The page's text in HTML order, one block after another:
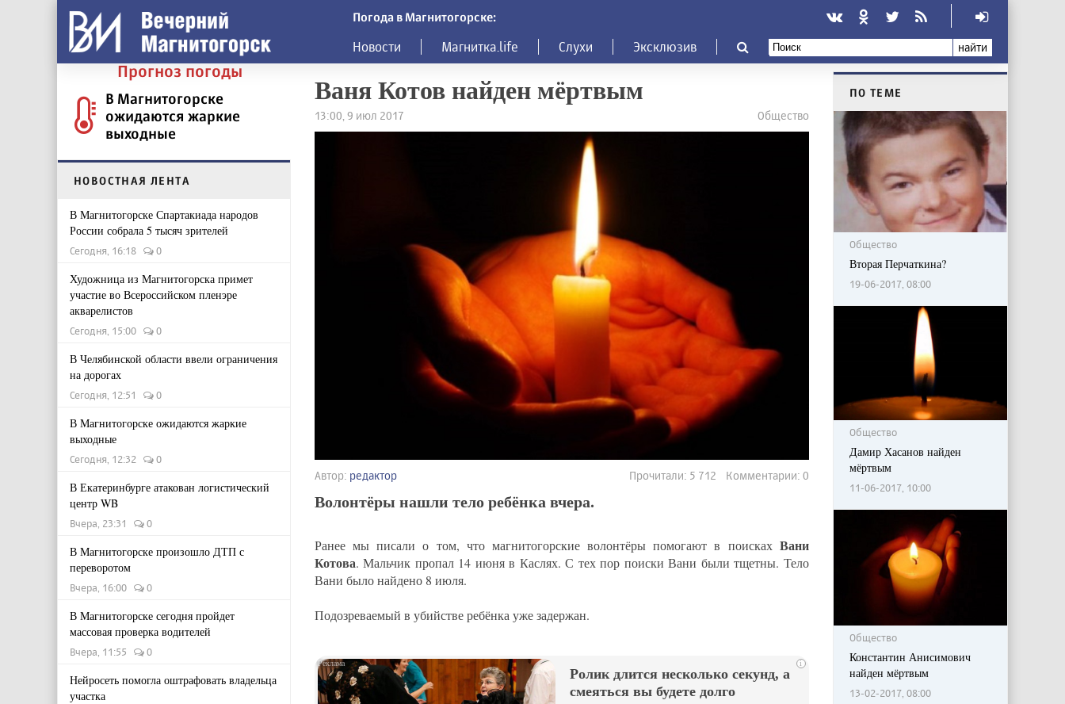
Погода в Магнитогорске:
Новости Магнитка.life Слухи Эксклюзив найти
Прогноз погоды
В Магнитогорске
ожидаются жаркие
выходные
НОВОСТНАЯ ЛЕНТА
В Магнитогорске Спартакиада народов
России собрала 5 тысяч зрителей
Сегодня, 16:18 0
Художница из Магнитогорска примет
участие во Всероссийском пленэре
акварелистов
Сегодня, 15:00 0
В Челябинской области ввели ограничения
на дорогах
Сегодня, 12:51 0
В Магнитогорске ожидаются жаркие
выходные
Сегодня, 12:32 0
В Екатеринбурге атакован логистический
центр WB
Вчера, 23:31 0
В Магнитогорске произошло ДТП с
переворотом
Вчера, 16:00 0
В Магнитогорске сегодня пройдет
массовая проверка водителей
Вчера, 11:55 0
Нейросеть помогла оштрафовать владельца
участка
Ваня Котов найден мёртвым
13:00, 9 июл 2017 Общество
Автор: редактор Прочитали: 5 712 Комментарии: 0
Волонтёры нашли тело ребёнка вчера.
Ранее мы писали о том, что магнитогорские волонтёры помогают в поисках Вани
Котова. Мальчик пропал 14 июня в Каслях. С тех пор поиски Вани были тщетны. Тело
Вани было найдено 8 июля.
Подозреваемый в убийстве ребёнка уже задержан.
i
Ролик длится несколько секунд, а
смеяться вы будете долго
ПО ТЕМЕ
Общество
Вторая Перчаткина?
19-06-2017, 08:00
Общество
Дамир Хасанов найден
мёртвым
11-06-2017, 10:00
Общество
Константин Анисимович
найден мёртвым
13-02-2017, 08:00